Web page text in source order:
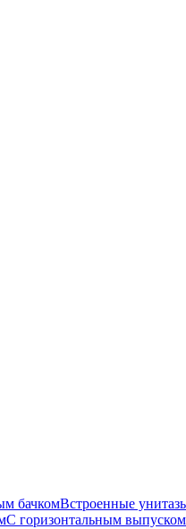
бачкомВстроенные
C горизонтальным выпуском